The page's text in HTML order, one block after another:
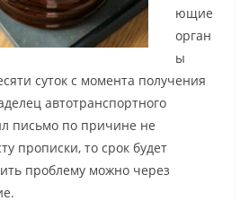
ющие
орган
ы
суток с момента получения
автотранспортного
письмо по причине не
прописки, то срок будет
проблему можно через